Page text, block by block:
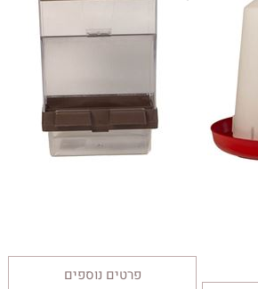
פרטים נוספים